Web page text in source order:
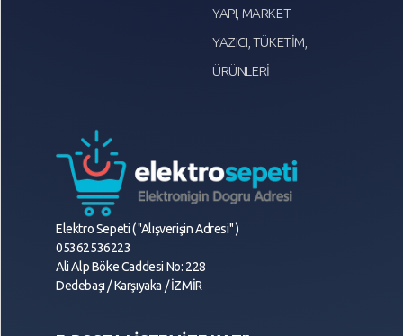
YAPI, MARKET
YAZICI, TÜKETİM,
ÜRÜNLERİ
Elektro Sepeti ( "Alışverişin Adresi" )
05362536223
Ali Alp Böke Caddesi No: 228
Dedebaşı / Karşıyaka / İZMİR